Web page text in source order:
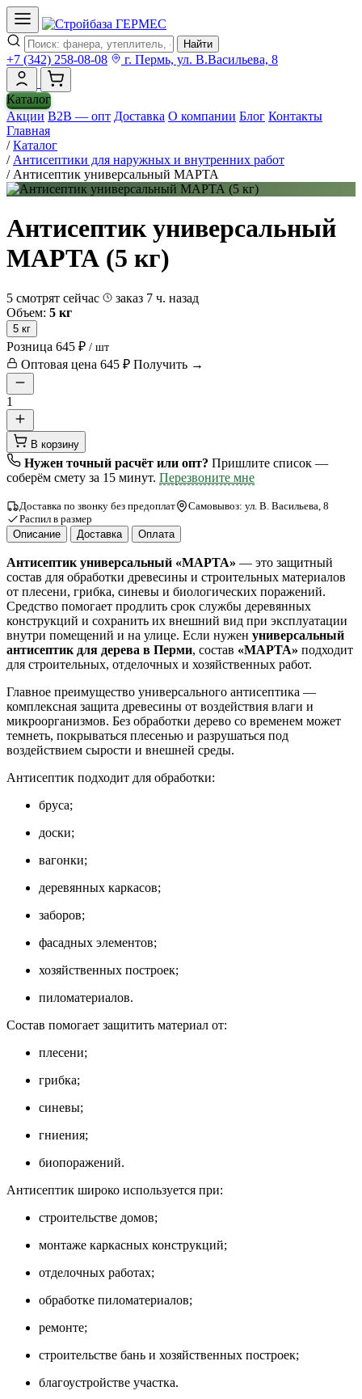
Найти
+7 (342) 258-08-08 г. Пермь, ул. В.Васильева, 8
Каталог
Акции B2B — опт Доставка О компании Блог Контакты
Главная
/ Каталог
/ Антисептики для наружных и внутренних работ
/ Антисептик универсальный МАРТА
Антисептик универсальный
МАРТА (5 кг)
5 смотрят сейчас
заказ 7 ч. назад
Объем: 5 кг
5 кг
Розница 645 ₽ / шт
Оптовая цена 645 ₽ Получить →
1
В корзину
Нужен точный расчёт или опт? Пришлите список —
соберём смету за 15 минут. Перезвоните мне
Доставка по звонку без предоплат
Самовывоз: ул. В. Васильева, 8
Распил в размер
Описание
Доставка Оплата
Антисептик универсальный «МАРТА» — это защитный
состав для обработки древесины и строительных материалов
от плесени, грибка, синевы и биологических поражений.
Средство помогает продлить срок службы деревянных
конструкций и сохранить их внешний вид при эксплуатации
внутри помещений и на улице. Если нужен универсальный
антисептик для дерева в Перми, состав «МАРТА» подходит
для строительных, отделочных и хозяйственных работ.
Главное преимущество универсального антисептика —
комплексная защита древесины от воздействия влаги и
микроорганизмов. Без обработки дерево со временем может
темнеть, покрываться плесенью и разрушаться под
воздействием сырости и внешней среды.
Антисептик подходит для обработки:
бруса;
доски;
вагонки;
деревянных каркасов;
заборов;
фасадных элементов;
хозяйственных построек;
пиломатериалов.
Состав помогает защитить материал от:
плесени;
грибка;
синевы;
гниения;
биопоражений.
Антисептик широко используется при:
строительстве домов;
монтаже каркасных конструкций;
отделочных работах;
обработке пиломатериалов;
ремонте;
строительстве бань и хозяйственных построек;
благоустройстве участка.